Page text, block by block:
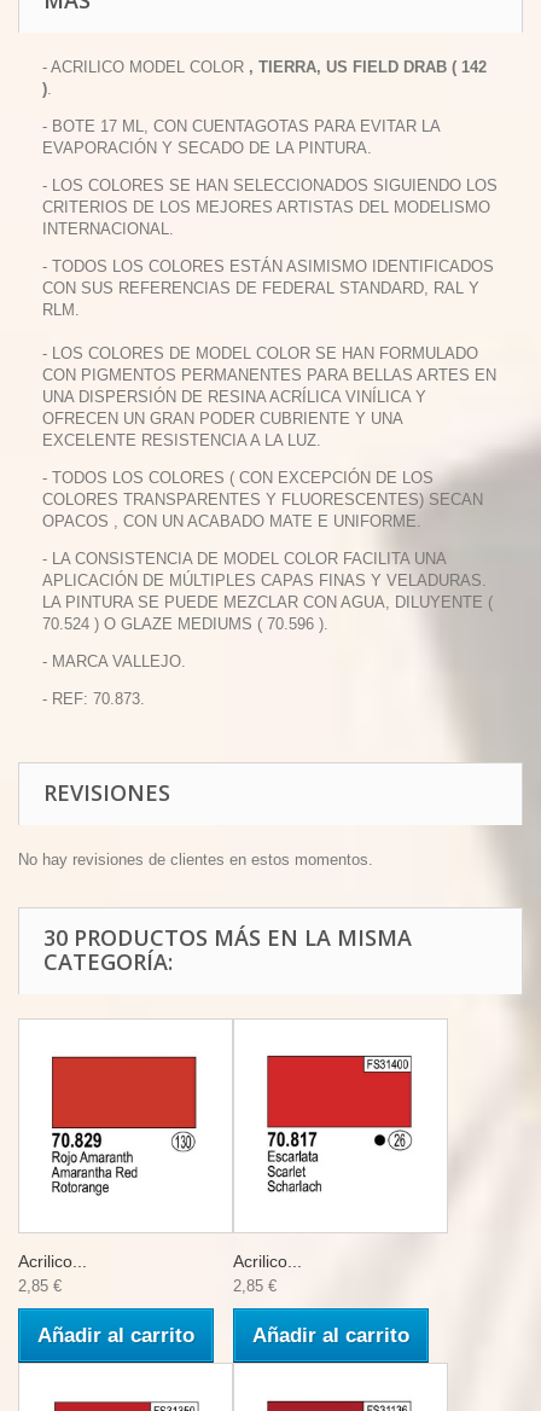
- ACRILICO MODEL COLOR , TIERRA, US FIELD DRAB ( 142
).
- BOTE 17 ML, CON CUENTAGOTAS PARA EVITAR LA
EVAPORACIÓN Y SECADO DE LA PINTURA.
- LOS COLORES SE HAN SELECCIONADOS SIGUIENDO LOS
CRITERIOS DE LOS MEJORES ARTISTAS DEL MODELISMO
INTERNACIONAL.
- TODOS LOS COLORES ESTÁN ASIMISMO IDENTIFICADOS
CON SUS REFERENCIAS DE FEDERAL STANDARD, RAL Y
RLM.
- LOS COLORES DE MODEL COLOR SE HAN FORMULADO
CON PIGMENTOS PERMANENTES PARA BELLAS ARTES EN
UNA DISPERSIÓN DE RESINA ACRÍLICA VINÍLICA Y
OFRECEN UN GRAN PODER CUBRIENTE Y UNA
EXCELENTE RESISTENCIA A LA LUZ.
- TODOS LOS COLORES ( CON EXCEPCIÓN DE LOS
COLORES TRANSPARENTES Y FLUORESCENTES) SECAN
OPACOS , CON UN ACABADO MATE E UNIFORME.
- LA CONSISTENCIA DE MODEL COLOR FACILITA UNA
APLICACIÓN DE MÚLTIPLES CAPAS FINAS Y VELADURAS.
LA PINTURA SE PUEDE MEZCLAR CON AGUA, DILUYENTE (
70.524 ) O GLAZE MEDIUMS ( 70.596 ).
- MARCA VALLEJO.
- REF: 70.873.
REVISIONES
No hay revisiones de clientes en estos momentos.
30 PRODUCTOS MÁS EN LA MISMA
CATEGORÍA:
Acrilico...
2,85 €
Añadir al carrito
Acrilico...
2,85 €
Añadir al carrito